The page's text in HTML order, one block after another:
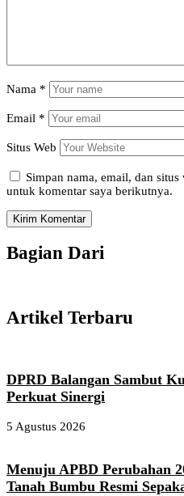
Nama *
Email *
Situs Web
Simpan nama, email, dan
untuk komentar saya berikutnya.
Bagian Dari
Artikel Terbaru
DPRD Balangan Sambut
Perkuat Sinergi
5 Agustus 2026
Menuju APBD Perubahan
Tanah Bumbu Resmi